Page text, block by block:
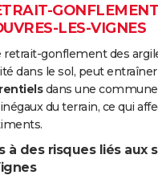
LES-VIGNES
gonflement des
dans le sol, peut
dans une
du terrain, ce qui
à des risques liés aux